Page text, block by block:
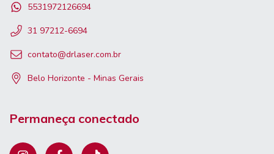
5531972126694
31 97212-6694
contato@drlaser.com.br
Belo Horizonte - Minas Gerais
Permaneça conectado